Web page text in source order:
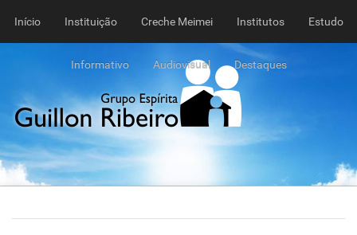
Início Instituição Creche Meimei Institutos Estudo
Informativo Audiovisual Destaques